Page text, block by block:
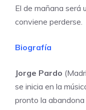
El de mañana será
conviene perderse.
Biografía
Jorge Pardo
se inicia en la
pronto la